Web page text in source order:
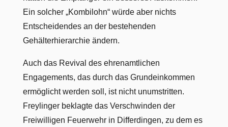
Ein solcher „Kombilohn“ würde aber nichts
Entscheidendes an der bestehenden
Gehälterhierarchie ändern.
Auch das Revival des ehrenamtlichen
Engagements, das durch das Grundeinkommen
ermöglicht werden soll, ist nicht unumstritten.
Freylinger beklagte das Verschwinden der
Freiwilligen Feuerwehr in Differdingen, zu dem es